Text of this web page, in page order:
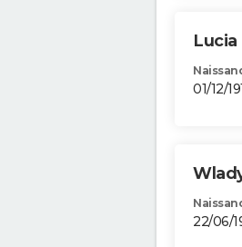
Lucia
01/12/
22/06/